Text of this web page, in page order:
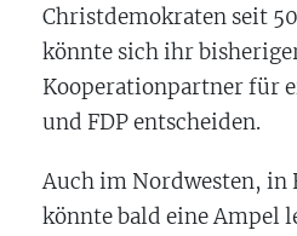
Christdemokraten seit
könnte sich ihr
Kooperationpartner für
und FDP entscheiden.
Auch im Nordwesten, in
könnte bald eine Ampel